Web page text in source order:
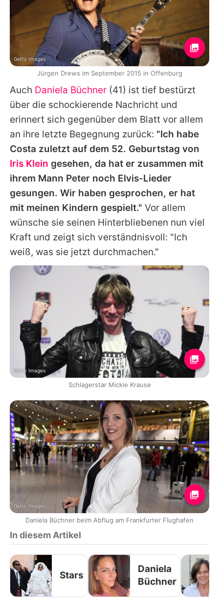
Auch Daniela Büchner (41) ist tief bestürzt
über die schockierende Nachricht und
erinnert sich gegenüber dem Blatt vor allem
an ihre letzte Begegnung zurück: "Ich habe
Costa zuletzt auf dem 52. Geburtstag von
Iris Klein gesehen, da hat er zusammen mit
ihrem Mann Peter noch Elvis-Lieder
gesungen. Wir haben gesprochen, er hat
mit meinen Kindern gespielt." Vor allem
wünsche sie seinen Hinterbliebenen nun viel
Kraft und zeigt sich verständnisvoll: "Ich
weiß, was sie jetzt durchmachen."
Getty Images
Jürgen Drews im September 2015 in Offenburg
Getty Images
Schlagerstar Mickie Krause
Getty Images
Daniela Büchner beim Abflug am Frankfurter Flughafen
In diesem Artikel
Stars
Daniela
Büchner